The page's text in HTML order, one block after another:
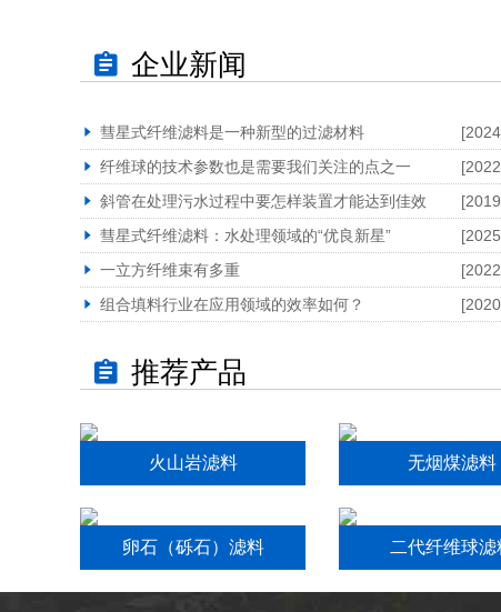
企业新闻
彗星式纤维滤料是一种新型的过滤材料
纤维球的技术参数也是需要我们关注的点之一
斜管在处理污水过程中要怎样装置才能达到佳效
彗星式纤维滤料：水处理领域的“优良新星”
一立方纤维束有多重
组合填料行业在应用领域的效率如何？
推荐产品
火山岩滤料 无烟煤滤料
卵石（砾石）滤料 二代纤维球滤